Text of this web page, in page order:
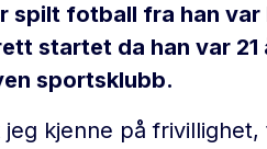
spilt fotball fra han
startet da han var 21
sportsklubb.
kjenne på